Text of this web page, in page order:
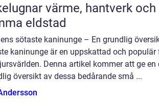
hantverk och hållbarhet i
eldstad
sötaste kaninunge – En grundlig
kaninunge är en uppskattad och
Denna artikel kommer att ge en
översikt av dessa bedårande små ...